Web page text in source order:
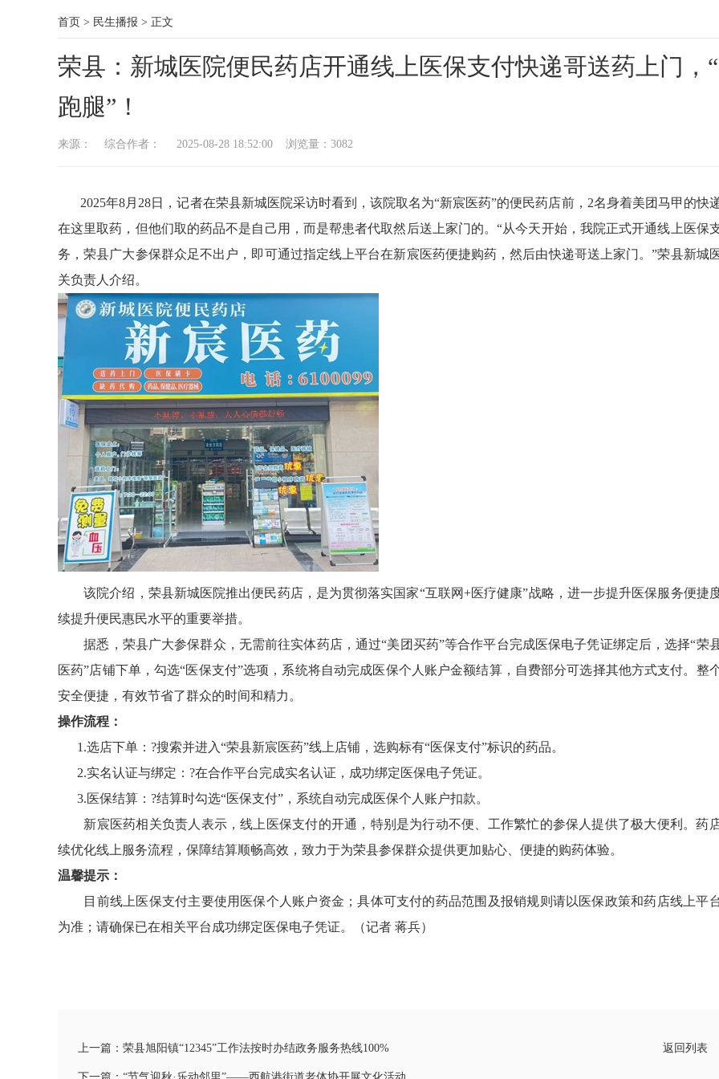
首页 > 民生播报 > 正文
荣县：新城医院便民药店开通线上医保支付快递哥送药上门，
跑腿”！
来源： 综合作者： 2025-08-28 18:52:00 浏览量： 3082
2025年8月28日，记者在荣县新城医院采访时看到，该院取名为“新宸医药”的便民药店前，2名身着美团马甲的快
在这里取药，但他们取的药品不是自己用，而是帮患者代取然后送上家门的。“从今天开始，我院正式开通线上医保
务，荣县广大参保群众足不出户，即可通过指定线上平台在新宸医药便捷购药，然后由快递哥送上家门。”荣县新城
关负责人介绍。
该院介绍，荣县新城医院推出便民药店，是为贯彻落实国家“互联网+医疗健康”战略，进一步提升医保服务便捷
续提升便民惠民水平的重要举措。
据悉，荣县广大参保群众，无需前往实体药店，通过“美团买药”等合作平台完成医保电子凭证绑定后，选择“荣
医药”店铺下单，勾选“医保支付”选项，系统将自动完成医保个人账户金额结算，自费部分可选择其他方式支付。整
安全便捷，有效节省了群众的时间和精力。
操作流程：
1.选店下单：?搜索并进入“荣县新宸医药”线上店铺，选购标有“医保支付”标识的药品。
2.实名认证与绑定：?在合作平台完成实名认证，成功绑定医保电子凭证。
3.医保结算：?结算时勾选“医保支付”，系统自动完成医保个人账户扣款。
新宸医药相关负责人表示，线上医保支付的开通，特别是为行动不便、工作繁忙的参保人提供了极大便利。药
续优化线上服务流程，保障结算顺畅高效，致力于为荣县参保群众提供更加贴心、便捷的购药体验。
温馨提示：
目前线上医保支付主要使用医保个人账户资金；具体可支付的药品范围及报销规则请以医保政策和药店线上平
为准；请确保已在相关平台成功绑定医保电子凭证。（记者 蒋兵）
上一篇：荣县旭阳镇“12345”工作法按时办结政务服务热线100% 返回列表